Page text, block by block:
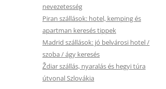
nevezetesség
Piran szállások: hotel, kemping és
apartman keresés tippek
Madrid szállások: jó belvárosi hotel /
szoba / ágy keresés
Ždiar szállás, nyaralás és hegyi túra
útvonal Szlovákia